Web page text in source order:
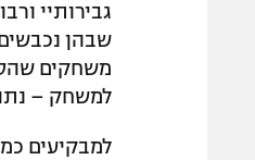
גבירותיי
למשחק –
למבקיעים